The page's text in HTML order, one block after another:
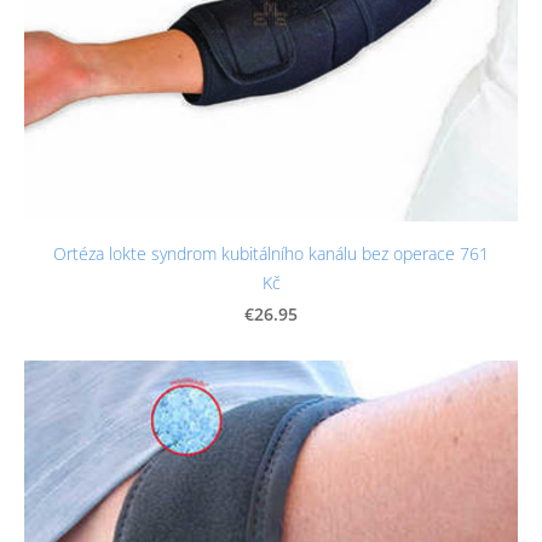
Ortéza lokte syndrom kubitálního kanálu bez operace 761
Kč
€26.95